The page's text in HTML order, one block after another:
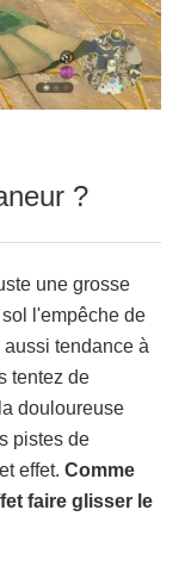
?
une grosse
l'empêche de
tendance à
tentez de
douloureuse
pistes de
effet. Comme
faire glisser le